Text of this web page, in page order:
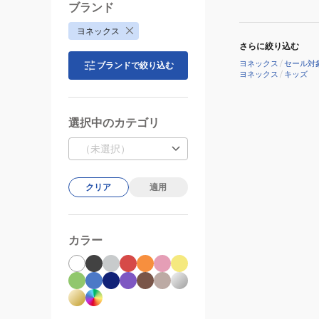
さらに絞り込む
ヨネックス /セール対
ヨネックス / キッズ
ブランド
ヨネックス
ブランドで絞り込む
選択中のカテゴリ
（未選択）
クリア 適用
カラー